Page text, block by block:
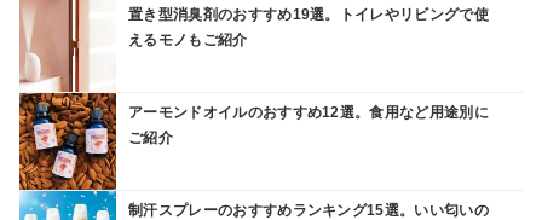
置き型消臭剤のおすすめ19選。トイレやリビングで使
えるモノもご紹介
アーモンドオイルのおすすめ12選。食用など用途別に
ご紹介
制汗スプレーのおすすめランキング15選。いい匂いの